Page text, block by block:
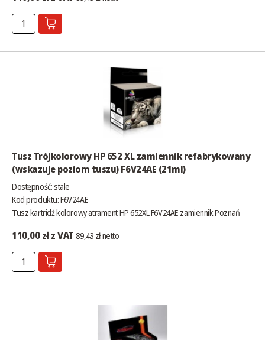
Tusz Trójkolorowy HP 652 XL zamiennik refabrykowany
(wskazuje poziom tuszu) F6V24AE (21ml)
Dostępność:stale
Kod produktu: F6V24AE
Tusz kartridż kolorowy atrament HP 652XL F6V24AE zamiennik Poznań
110,00 zł z VAT 89,43 zł netto